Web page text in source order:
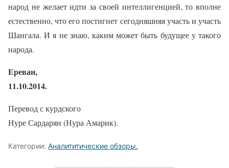
народ не желает идти за своей интеллигенцией, то вполне
естественно, что его постигнет сегодняшняя участь и участь
Шангала. И я не знаю, каким может быть будущее у такого
народа.
Ереван,
11.10.2014.
Перевод с курдского
Нуре Сардарян (Нура Амарик).
Категории: Аналититические обзоры.